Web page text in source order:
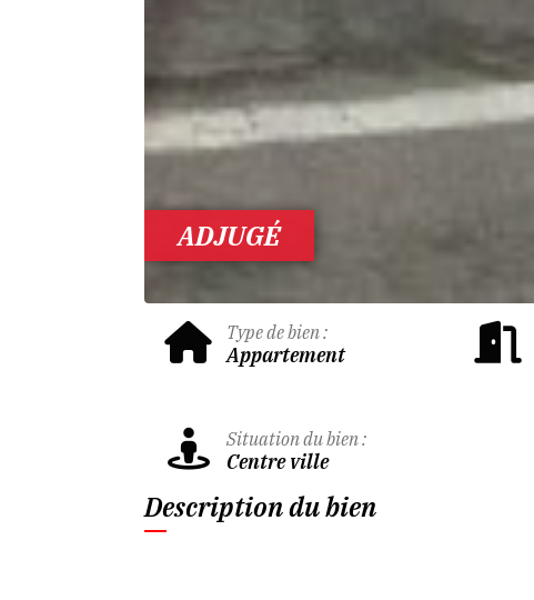
ADJUGÉ
Type de bien :
Appartement
Situation du bien :
Centre ville
Description du bien